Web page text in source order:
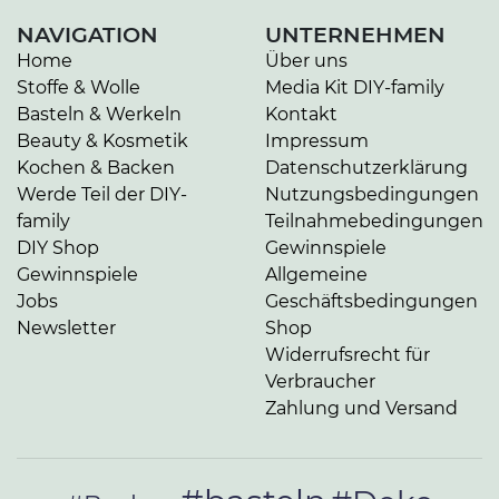
NAVIGATION
Home
Stoffe & Wolle
Basteln & Werkeln
Beauty & Kosmetik
Kochen & Backen
Werde Teil der DIY-
family
DIY Shop
Gewinnspiele
Jobs
Newsletter
UNTERNEHMEN
Über uns
Media Kit DIY-family
Kontakt
Impressum
Datenschutzerklärung
Nutzungsbedingungen
Teilnahmebedingungen
Gewinnspiele
Allgemeine
Geschäftsbedingungen
Shop
Widerrufsrecht für
Verbraucher
Zahlung und Versand